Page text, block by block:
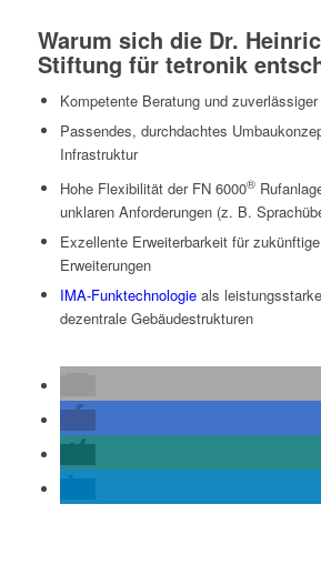
Warum sich die Dr.
Stiftung für tetronik
Kompetente Beratung und
Passendes, durchdachtes
Infrastruktur
Hohe Flexibilität der FN 6000®
unklaren Anforderungen (z. B.
Exzellente Erweiterbarkeit für
Erweiterungen
IMA-Funktechnologieals
dezentrale Gebäudestrukturen